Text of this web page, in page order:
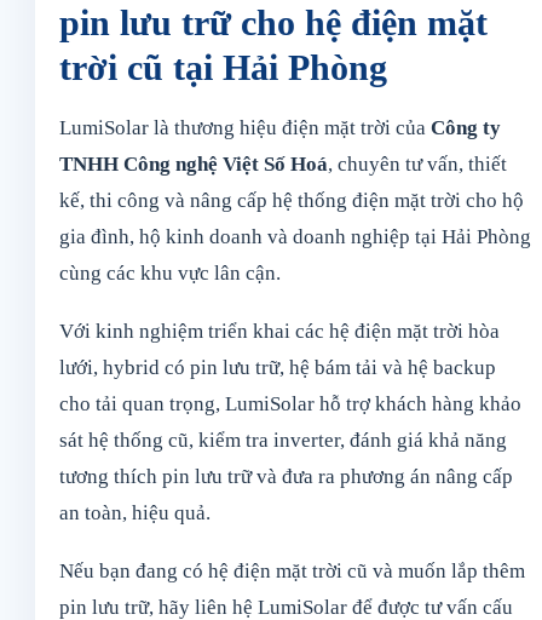
pin lưu trữ cho hệ điện mặt
trời cũ tại Hải Phòng
LumiSolar là thương hiệu điện mặt trời của Công ty
TNHH Công nghệ Việt Số Hoá, chuyên tư vấn, thiết
kế, thi công và nâng cấp hệ thống điện mặt trời cho hộ
gia đình, hộ kinh doanh và doanh nghiệp tại Hải Phòng
cùng các khu vực lân cận.
Với kinh nghiệm triển khai các hệ điện mặt trời hòa
lưới, hybrid có pin lưu trữ, hệ bám tải và hệ backup
cho tải quan trọng, LumiSolar hỗ trợ khách hàng khảo
sát hệ thống cũ, kiểm tra inverter, đánh giá khả năng
tương thích pin lưu trữ và đưa ra phương án nâng cấp
an toàn, hiệu quả.
Nếu bạn đang có hệ điện mặt trời cũ và muốn lắp thêm
pin lưu trữ, hãy liên hệ LumiSolar để được tư vấn cấu